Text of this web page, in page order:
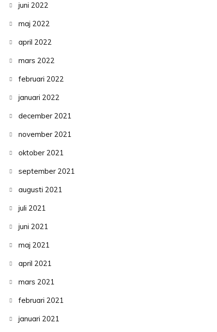
juni 2022
maj 2022
april 2022
mars 2022
februari 2022
januari 2022
december 2021
november 2021
oktober 2021
september 2021
augusti 2021
juli 2021
juni 2021
maj 2021
april 2021
mars 2021
februari 2021
januari 2021